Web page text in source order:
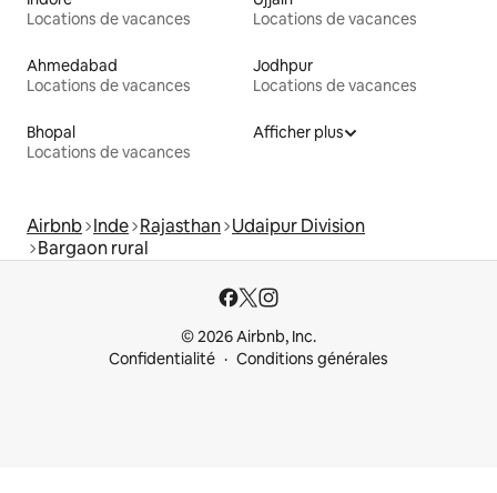
Locations de vacances
Locations de vacances
Ahmedabad
Locations de vacances
Jodhpur
Locations de vacances
Bhopal
Locations de vacances
Afficher plus
Airbnb Inde Rajasthan Udaipur Division
Bargaon rural
© 2026 Airbnb, Inc.
Confidentialité
Conditions générales